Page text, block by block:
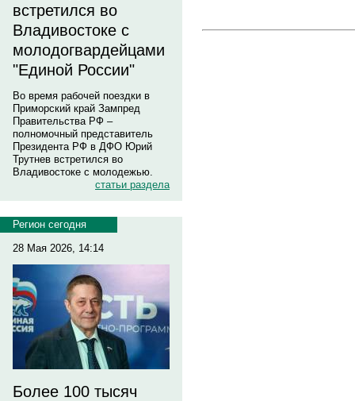
встретился во
Владивостоке с
молодогвардейцами
"Единой России"
Во время рабочей поездки в
Приморский край Зампред
Правительства РФ –
полномочный представитель
Президента РФ в ДФО Юрий
Трутнев встретился во
Владивостоке с молодежью.
статьи раздела
Регион сегодня
28 Мая 2026, 14:14
Более 100 тысяч